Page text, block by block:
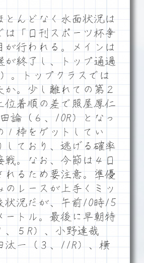
んどなく水面状況は
は「日刊スポーツ杯争
行われる。メインは
が終了し、トップ通過
。トップクラスでは
。少し離れての第２
位着順の差で照屋厚仁
論（６、10R）となっ
１枠をゲットしてい
しており、逃げる確率
戦。なお、今節は４日
れるため要注意。準優
レースが上手くミッ
況だが、午前10時15
ートル。最後に早朝特
５R）、小野達哉
汰一（３、11R）、横